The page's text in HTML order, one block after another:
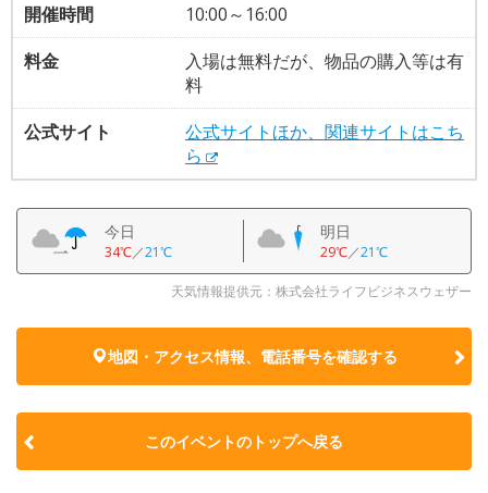
開催時間
10:00～16:00
料金
入場は無料だが、物品の購入等は有
料
公式サイト
公式サイトほか、関連サイトはこち
ら
今日
34℃／21℃
明日
29℃／21℃
天気情報提供元：株式会社ライフビジネスウェザー
地図・アクセス情報、電話番号を確認する
このイベントのトップへ戻る